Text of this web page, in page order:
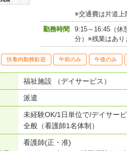
※交通費は片道上
勤務時間
9:15～16:45（休
分）※残業はあり
扶養内勤務歓迎 午前のみ 午後のみ
福祉施設 （デイサービス）
派遣
未経験OK/1日単位で/デイサー
全般（看護師1名体制）
看護師(正・准)